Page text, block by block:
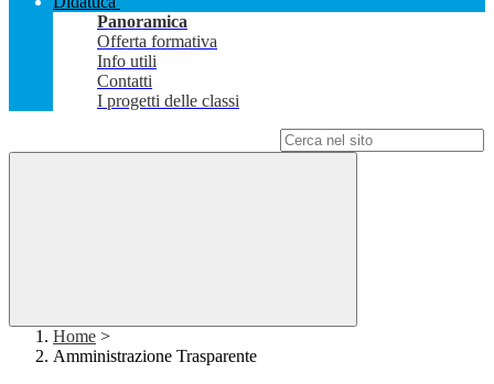
Panoramica
Offerta formativa
Info utili
Contatti
I progetti delle classi
Home >
Amministrazione Trasparente